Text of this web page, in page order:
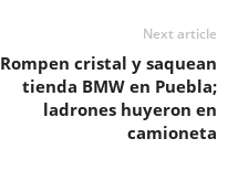
Next article
Rompen cristal y saquean
tienda BMW en Puebla;
ladrones huyeron en
camioneta